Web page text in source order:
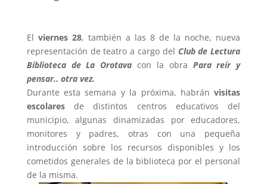
El viernes 28, también a las 8 de la noche, nueva
representación de teatro a cargo del Club de Lectura
Biblioteca de La Orotava con la obra Para reír y
pensar.. otra vez.
Durante esta semana y la próxima, habránvisitas
escolaresde distintos centros educativos del
municipio, algunas dinamizadas por educadores,
monitores y padres, otras con una pequeña
introducción sobre los recursos disponibles y los
cometidos generales de la biblioteca por el personal
de la misma.